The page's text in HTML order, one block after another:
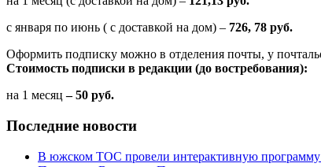
с января по июнь ( с доставкой на дом) – 726, 78 руб.
Оформить подписку можно в отделения почты, у
Стоимость подписки в редакции (до востребования):
на 1 месяц – 50 руб.
Последние новости
В южском ТОС провели интерактивную программу